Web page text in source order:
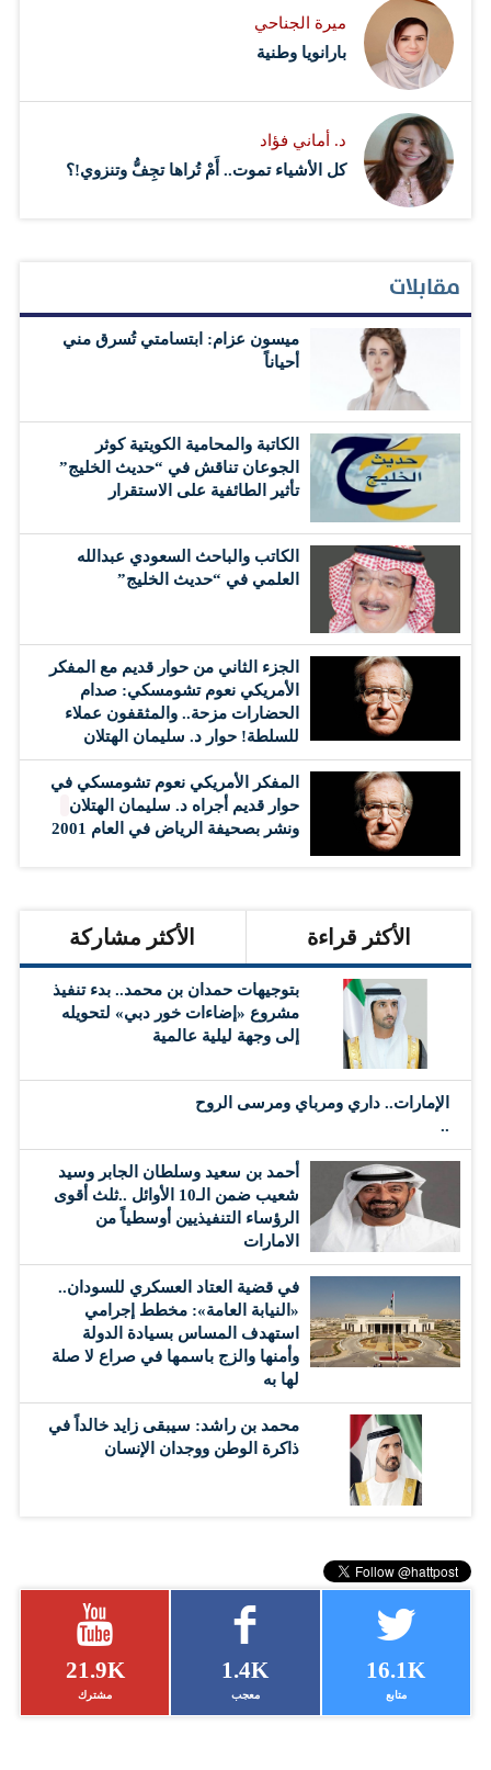
ميرة الجناحي
بارانويا وطنية
د. أماني فؤاد
كل الأشياء تموت.. أَمْ تُراها تجِفُّ وتنزوي!؟
مقابلات
ميسون عزام: ابتسامتي تُسرق مني
أحياناً
الكاتبة والمحامية الكويتية كوثر
الجوعان تناقش في “حديث الخليج”
تأثير الطائفية على الاستقرار
الكاتب والباحث السعودي عبدالله
العلمي في “حديث الخليج”
الجزء الثاني من حوار قديم مع المفكر
الأمريكي نعوم تشومسكي: صدام
الحضارات مزحة.. والمثقفون عملاء
للسلطة! حوار د. سليمان الهتلان
المفكر الأمريكي نعوم تشومسكي في
حوار قديم أجراه د. سليمان الهتلان
ونشر بصحيفة الرياض في العام 2001
الأكثر قراءة الأكثر مشاركة
بتوجيهات حمدان بن محمد.. بدء تنفيذ
مشروع «إضاءات خور دبي» لتحويله
إلى وجهة ليلية عالمية
الإمارات.. داري ومرباي ومرسى الروح
..
أحمد بن سعيد وسلطان الجابر وسيد
شعيب ضمن الـ10 الأوائل ..ثلث أقوى
الرؤساء التنفيذيين أوسطياً من
الامارات
في قضية العتاد العسكري للسودان..
«النيابة العامة»: مخطط إجرامي
استهدف المساس بسيادة الدولة
وأمنها والزج باسمها في صراع لا صلة
لها به
محمد بن راشد: سيبقى زايد خالداً في
ذاكرة الوطن ووجدان الإنسان
21.9K
مشترك
1.4K
معجب
16.1K
متابع